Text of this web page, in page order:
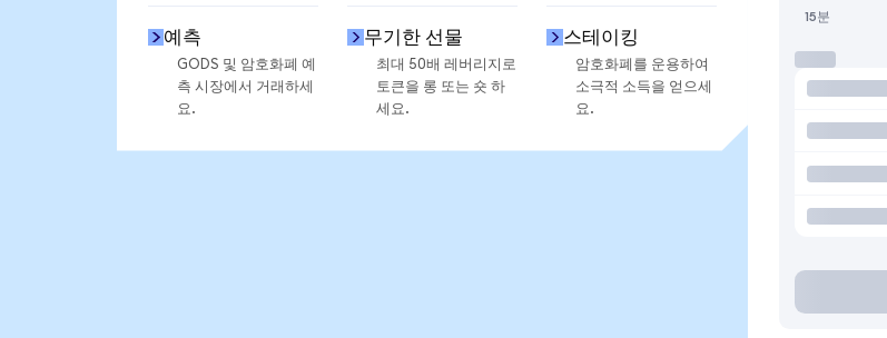
예측
GODS 및 암호화폐 예
측 시장에서 거래하세
요.
무기한 선물
최대 50배 레버리지로
토큰을 롱 또는 숏 하
세요.
스테이킹
암호화폐를 운용하여
소극적 소득을 얻으세
요.
15분